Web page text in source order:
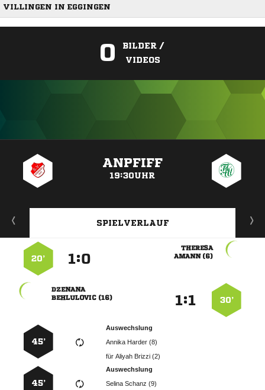
VILLINGEN IN EGGINGEN
0
BILDER /
VIDEOS
ANPFIFF
19:30UHR
SPIELVERLAUF

 
:
20’
30’
:

 
Auswechslung
  
für  
45’
Auswechslung
  
45’